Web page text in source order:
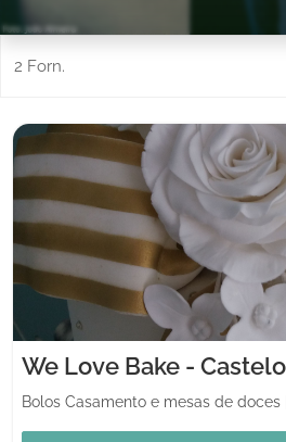
2 Forn.
We Love Bake -
Bolos Casamento e mesas de doces